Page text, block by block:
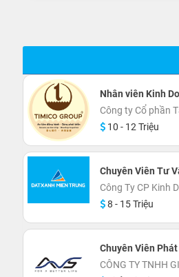
Nhân viên Kinh
Công ty Cổ phần
10 - 12 Triệu
Chuyên Viên Tư
Công Ty CP Kinh
8 - 15 Triệu
Chuyên Viên
CÔNG TY TNHH